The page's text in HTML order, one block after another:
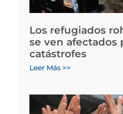
Los refugiados
se ven afectados
catástrofes
Leer Más >>